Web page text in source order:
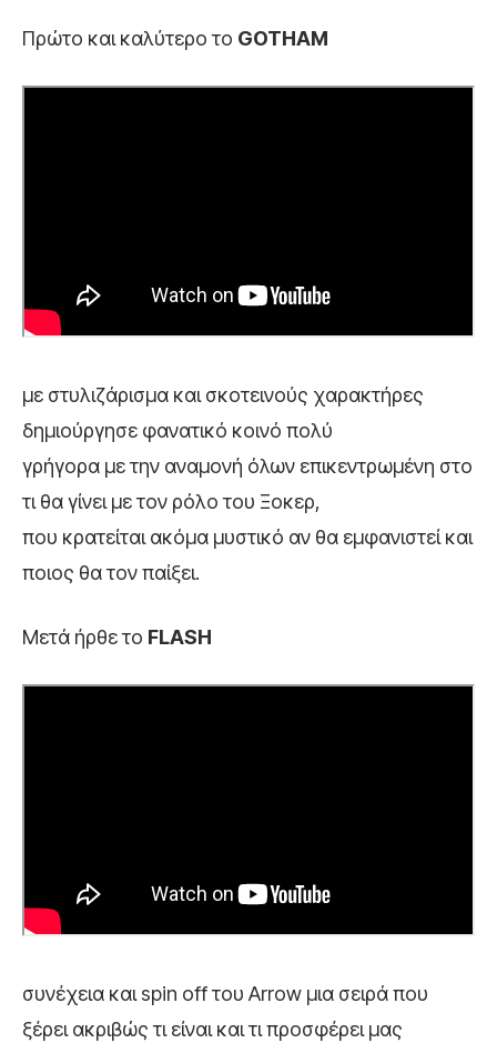
Πρώτο και καλύτερο το GOTHAM
με στυλιζάρισμα και σκοτεινούς χαρακτήρες
δημιούργησε φανατικό κοινό πολύ
γρήγορα με την αναμονή όλων επικεντρωμένη στο
τι θα γίνει με τον ρόλο του Ξοκερ,
που κρατείται ακόμα μυστικό αν θα εμφανιστεί και
ποιος θα τον παίξει.
Μετά ήρθε το FLASH
συνέχεια και spin off του Arrow μια σειρά που
ξέρει ακριβώς τι είναι και τι προσφέρει μας